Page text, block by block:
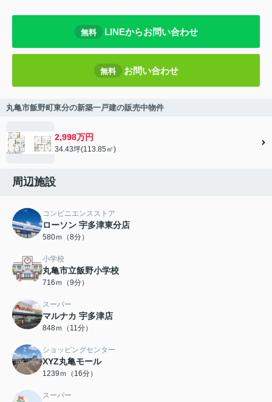
無料 LINEからお問い合わせ
無料 お問い合わせ
丸亀市飯野町東分の新築一戸建の販売中物件
2,998万円
34.43坪(113.85㎡)
周辺施設
コンビニエンスストア
ローソン 宇多津東分店
580ｍ（8分）
小学校
丸亀市立飯野小学校
716ｍ（9分）
スーパー
マルナカ 宇多津店
848ｍ（11分）
ショッピングセンター
XYZ丸亀モール
1239ｍ（16分）
スーパー